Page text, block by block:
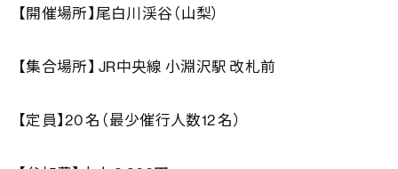
【開催場所】尾白川渓谷（山梨）
【集合場所】 JR中央線 小淵沢駅 改札前
【定員】20 名（最少催行人数12 名）